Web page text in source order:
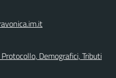
Demografici, Tributi